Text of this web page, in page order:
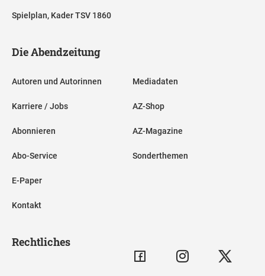
Spielplan, Kader TSV 1860
Die Abendzeitung
Autoren und Autorinnen
Karriere / Jobs
Abonnieren
Abo-Service
E-Paper
Kontakt
Mediadaten
AZ-Shop
AZ-Magazine
Sonderthemen
Rechtliches